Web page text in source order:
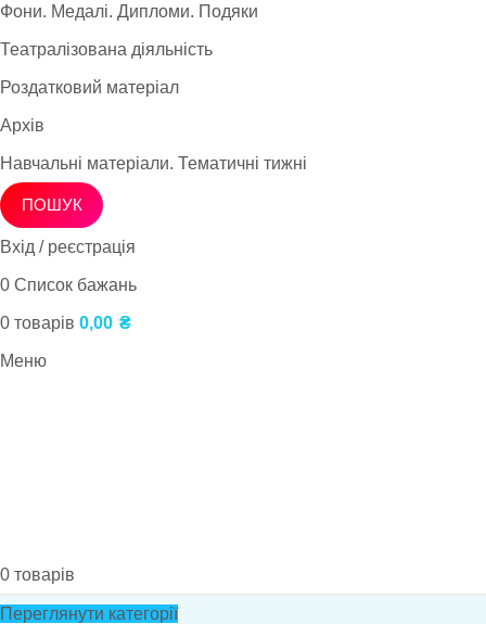
Фони. Медалі. Дипломи. Подяки
Театралізована діяльність
Роздатковий матеріал
Архів
Навчальні матеріали. Тематичні тижні
ПОШУК
Вхід / реєстрація
0 Список бажань
0 товарів 0,00 ₴
Меню
0 товарів
Переглянути категорії